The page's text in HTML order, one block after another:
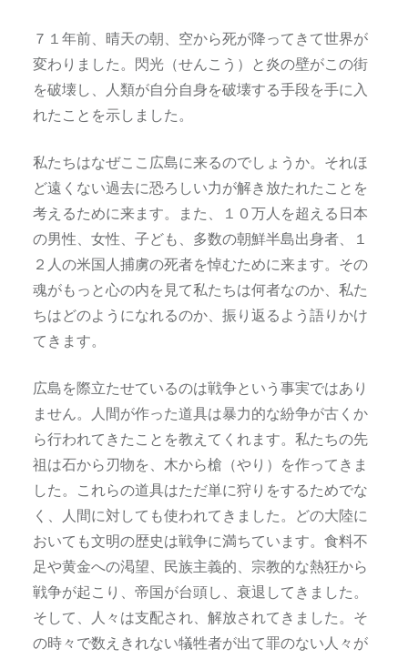
７１年前、晴天の朝、空から死が降ってきて世界が
変わりました。閃光（せんこう）と炎の壁がこの街
を破壊し、人類が自分自身を破壊する手段を手に入
れたことを示しました。
私たちはなぜここ広島に来るのでしょうか。それほ
ど遠くない過去に恐ろしい力が解き放たれたことを
考えるために来ます。また、１０万人を超える日本
の男性、女性、子ども、多数の朝鮮半島出身者、１
２人の米国人捕虜の死者を悼むために来ます。その
魂がもっと心の内を見て私たちは何者なのか、私た
ちはどのようになれるのか、振り返るよう語りかけ
てきます。
広島を際立たせているのは戦争という事実ではあり
ません。人間が作った道具は暴力的な紛争が古くか
ら行われてきたことを教えてくれます。私たちの先
祖は石から刃物を、木から槍（やり）を作ってきま
した。これらの道具はただ単に狩りをするためでな
く、人間に対しても使われてきました。どの大陸に
おいても文明の歴史は戦争に満ちています。食料不
足や黄金への渇望、民族主義的、宗教的な熱狂から
戦争が起こり、帝国が台頭し、衰退してきました。
そして、人々は支配され、解放されてきました。そ
の時々で数えきれない犠牲者が出て罪のない人々が